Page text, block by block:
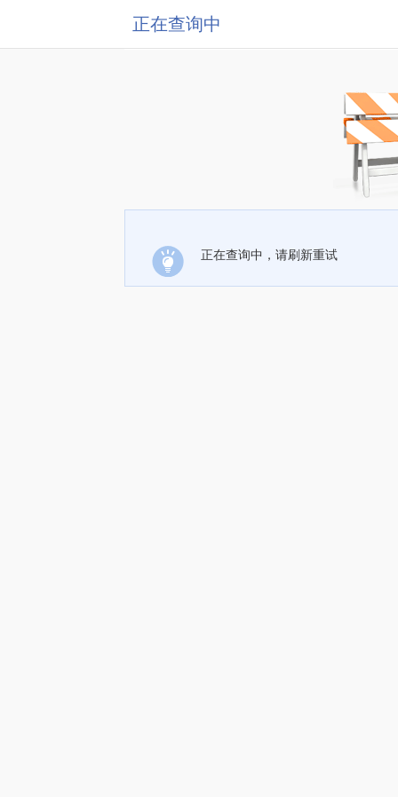
正在查询中
正在查询中，请刷新重试